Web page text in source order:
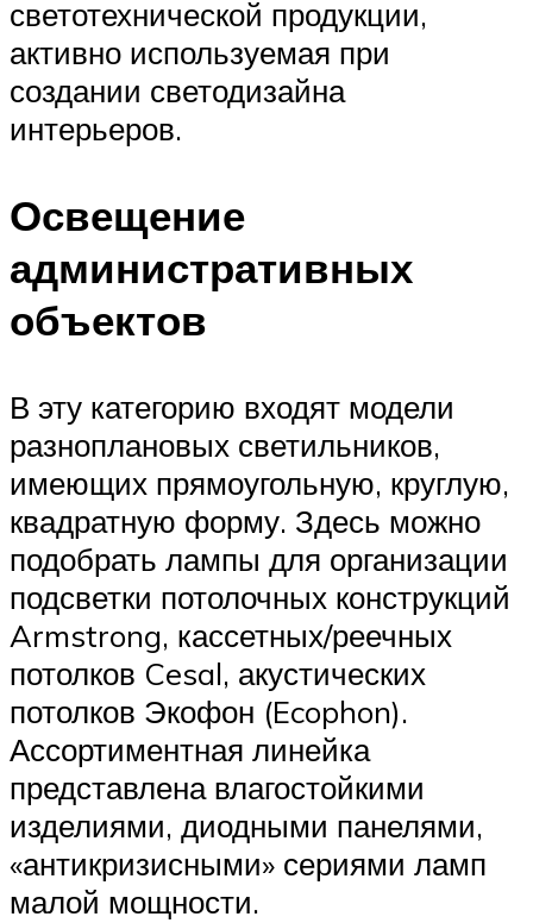
светотехнической продукции,
активно используемая при
создании светодизайна
интерьеров.
Освещение
административных
объектов
В эту категорию входят модели
разноплановых светильников,
имеющих прямоугольную, круглую,
квадратную форму. Здесь можно
подобрать лампы для организации
подсветки потолочных конструкций
Armstrong, кассетных/реечных
потолков Cesal, акустических
потолков Экофон (Ecophon).
Ассортиментная линейка
представлена влагостойкими
изделиями, диодными панелями,
«антикризисными» сериями ламп
малой мощности.